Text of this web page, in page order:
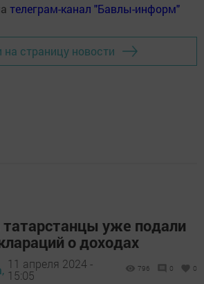
телеграм-канал "Бавлы-информ"
на страницу новости
татарстанцы уже подали
о доходах
11 апреля 2024 -
15:05
796 0 0